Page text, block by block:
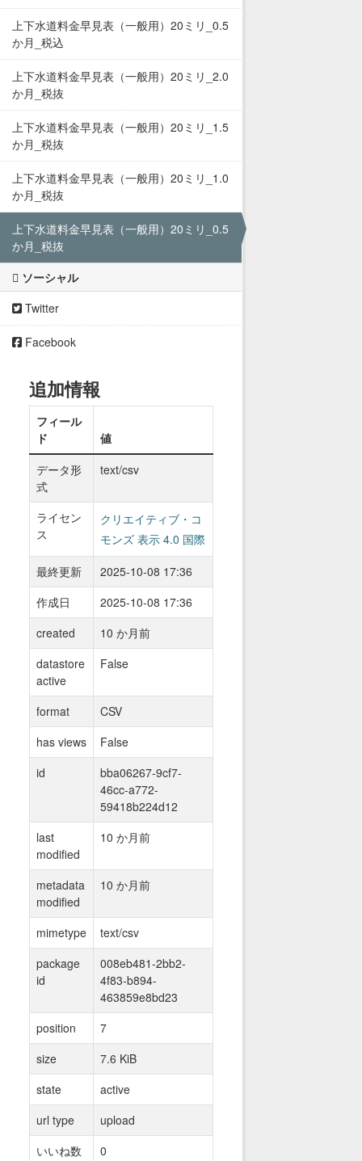
上下水道料金早見表（一般用）20ミリ_0.5
か月_税込
上下水道料金早見表（一般用）20ミリ_2.0
か月_税抜
上下水道料金早見表（一般用）20ミリ_1.5
か月_税抜
上下水道料金早見表（一般用）20ミリ_1.0
か月_税抜
上下水道料金早見表（一般用）20ミリ_0.5
か月_税抜
ソーシャル
Twitter
Facebook
追加情報
フィール
ド
値
データ形
式
text/csv
ライセン
ス
クリエイティブ・コ
モンズ 表示 4.0 国際
最終更新
2025-10-08 17:36
作成日
2025-10-08 17:36
created
10 か月前
datastore
active
False
format
CSV
has views
False
id
bba06267-9cf7-
46cc-a772-
59418b224d12
last
modified
10 か月前
metadata
modified
10 か月前
mimetype
text/csv
package
id
008eb481-2bb2-
4f83-b894-
463859e8bd23
position
7
size
7.6 KiB
state
active
url type
upload
いいね数
0